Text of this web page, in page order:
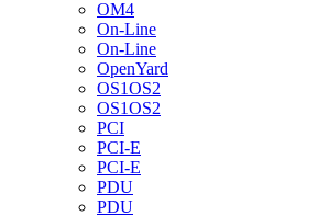
OM4
On-Line
On-Line
OpenYard
OS1OS2
OS1OS2
PCI
PCI-E
PCI-E
PDU
PDU